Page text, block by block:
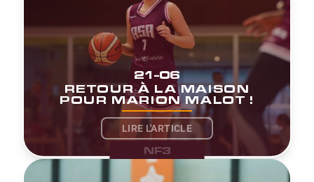
21-06
RETOUR À LA MAISON
POUR MARION MALOT !
LIRE L'ARTICLE
NF3